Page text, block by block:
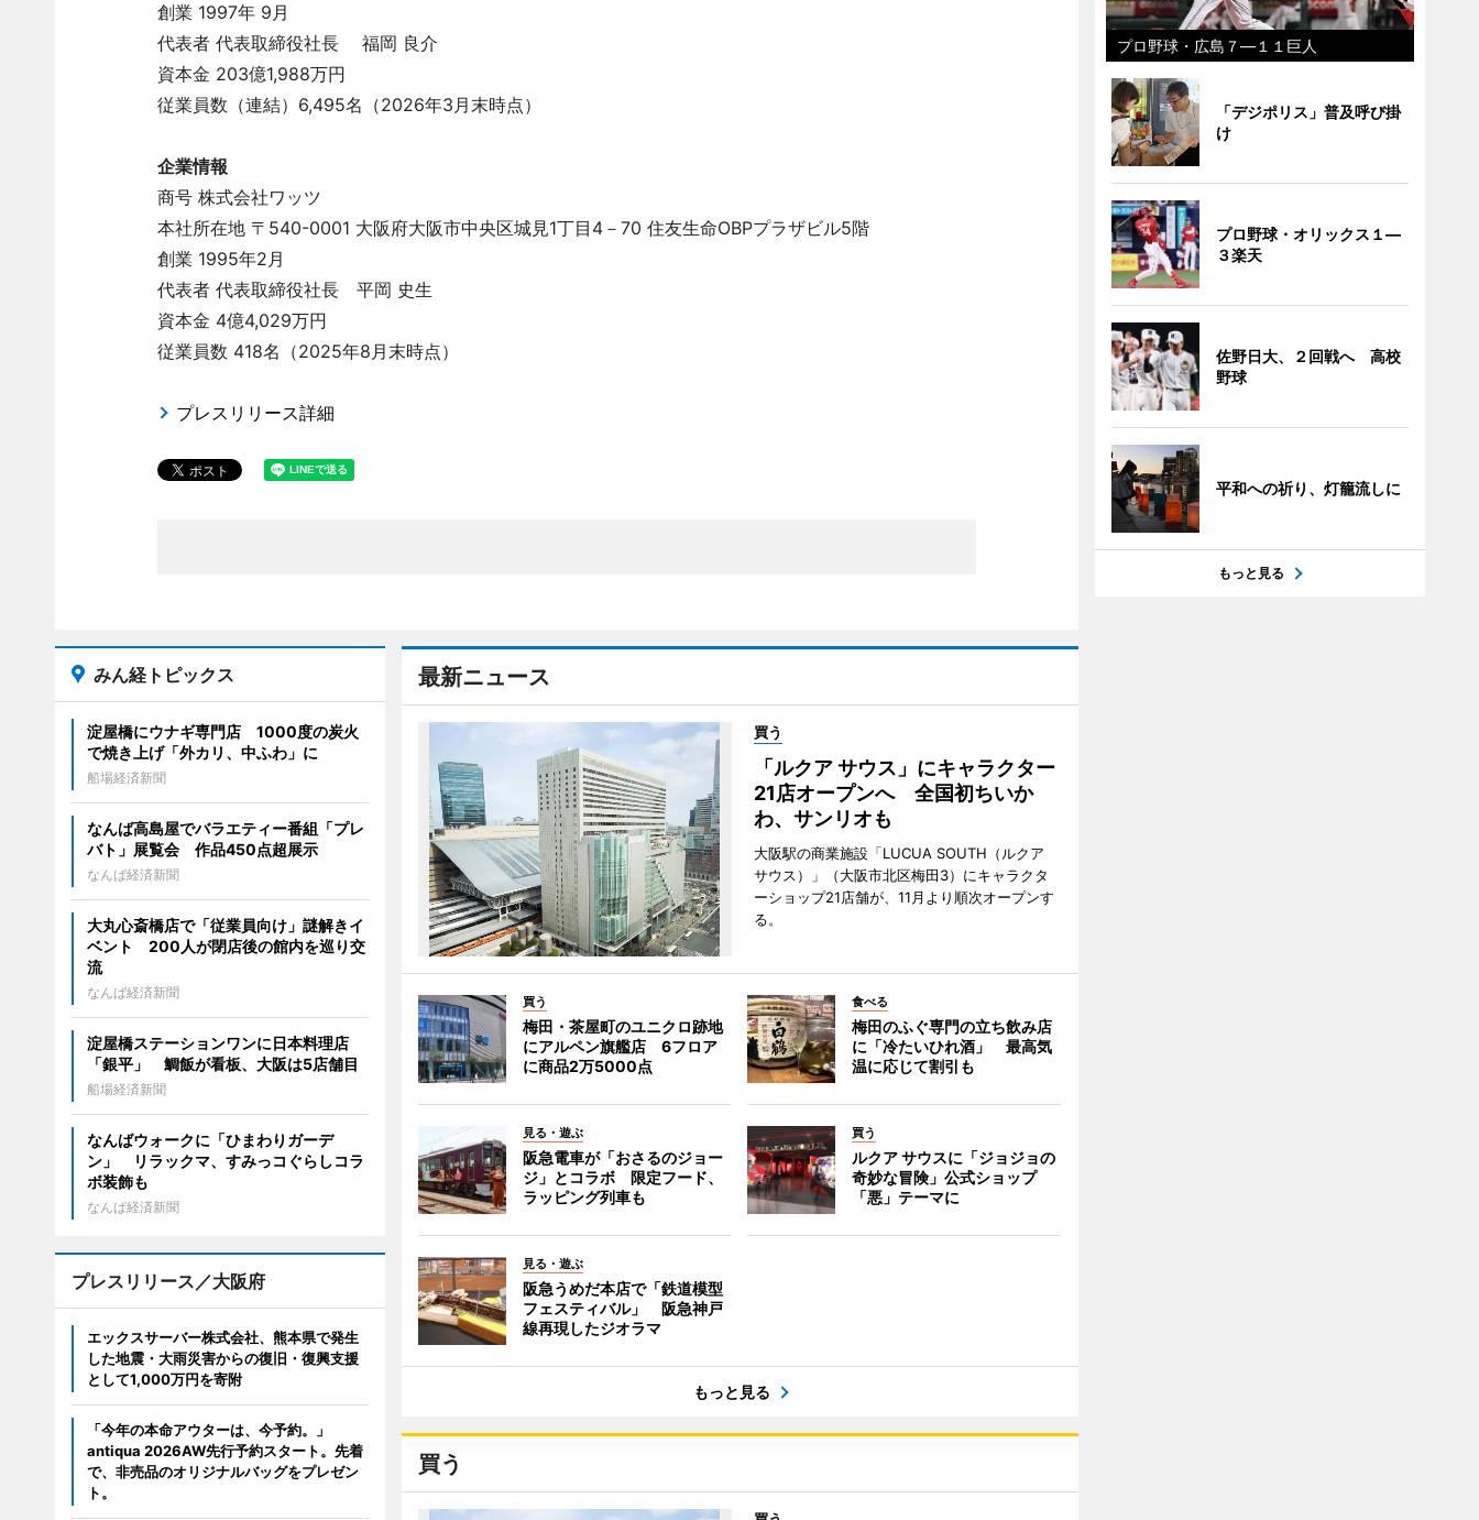
創業 1997年 9月
代表者 代表取締役社長 福岡 良介
資本金 203億1,988万円
従業員数（連結）6,495名（2026年3月末時点）
企業情報
商号 株式会社ワッツ
本社所在地 〒540-0001 大阪府大阪市中央区城見1丁目4－70 住友生命OBPプラザビル5階
創業 1995年2月
代表者 代表取締役社長 平岡 史生
資本金 4億4,029万円
従業員数 418名（2025年8月末時点）
プレスリリース詳細
最新ニュース
買う
「ルクア サウス」にキャラクター
21店オープンへ 全国初ちいか
わ、サンリオも
大阪駅の商業施設「LUCUA SOUTH（ルクア
サウス）」（大阪市北区梅田3）にキャラクタ
ーショップ21店舗が、11月より順次オープンす
る。
買う
梅田・茶屋町のユニクロ跡地
にアルペン旗艦店 6フロア
に商品2万5000点
食べる
梅田のふぐ専門の立ち飲み店
に「冷たいひれ酒」 最高気
温に応じて割引も
見る・遊ぶ
阪急電車が「おさるのジョー
ジ」とコラボ 限定フード、
ラッピング列車も
買う
ルクア サウスに「ジョジョの
奇妙な冒険」公式ショップ
「悪」テーマに
見る・遊ぶ
阪急うめだ本店で「鉄道模型
フェスティバル」 阪急神戸
線再現したジオラマ
もっと見る
買う
みん経トピックス
淀屋橋にウナギ専門店 1000度の炭火
で焼き上げ「外カリ、中ふわ」に
船場経済新聞
なんば高島屋でバラエティー番組「プレ
バト」展覧会 作品450点超展示
なんば経済新聞
大丸心斎橋店で「従業員向け」謎解きイ
ベント 200人が閉店後の館内を巡り交
流
なんば経済新聞
淀屋橋ステーションワンに日本料理店
「銀平」 鯛飯が看板、大阪は5店舗目
船場経済新聞
なんばウォークに「ひまわりガーデ
ン」 リラックマ、すみっコぐらしコラ
ボ装飾も
なんば経済新聞
プレスリリース／大阪府
エックスサーバー株式会社、熊本県で発生
した地震・大雨災害からの復旧・復興支援
として1,000万円を寄附
「今年の本命アウターは、今予約。」
antiqua 2026AW先行予約スタート。先着
で、非売品のオリジナルバッグをプレゼン
ト。
プロ野球・広島７―１１巨人
「デジポリス」普及呼び掛
け
プロ野球・オリックス１―
３楽天
佐野日大、２回戦へ 高校
野球
平和への祈り、灯籠流しに
もっと見る